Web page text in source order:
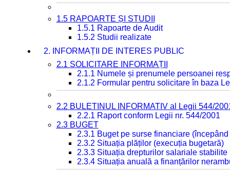
1.5 RAPOARTE ȘI STUDII
1.5.1 Rapoarte de Audit
1.5.2 Studii realizate
2. INFORMAȚII DE INTERES PUBLIC
2.1 SOLICITARE INFORMAȚII
2.1.1 Numele și prenumele persoanei
2.1.2 Formular pentru solicitare în baza
2.2 BULETINUL INFORMATIV al Legii 544/
2.2.1 Raport conform Legii nr. 544/2001
2.3 BUGET
2.3.1 Buget pe surse financiare
2.3.2 Situația plăților (execuția bugetară)
2.3.3 Situația drepturilor salariale
2.3.4 Situația anuală a finanțărilor